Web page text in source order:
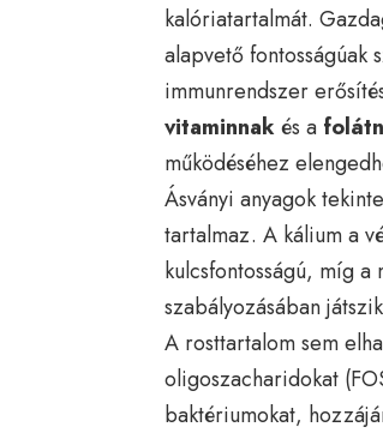
kalóriatartalmát.
alapvető fontosságúak
immunrendszer
vitaminnakés a
működéséhez
Ásványi anyagok
tartalmaz. A kálium a
kulcsfontosságú, míg
szabályozásában
A rosttartalom sem
oligoszacharidokat
baktériumokat,